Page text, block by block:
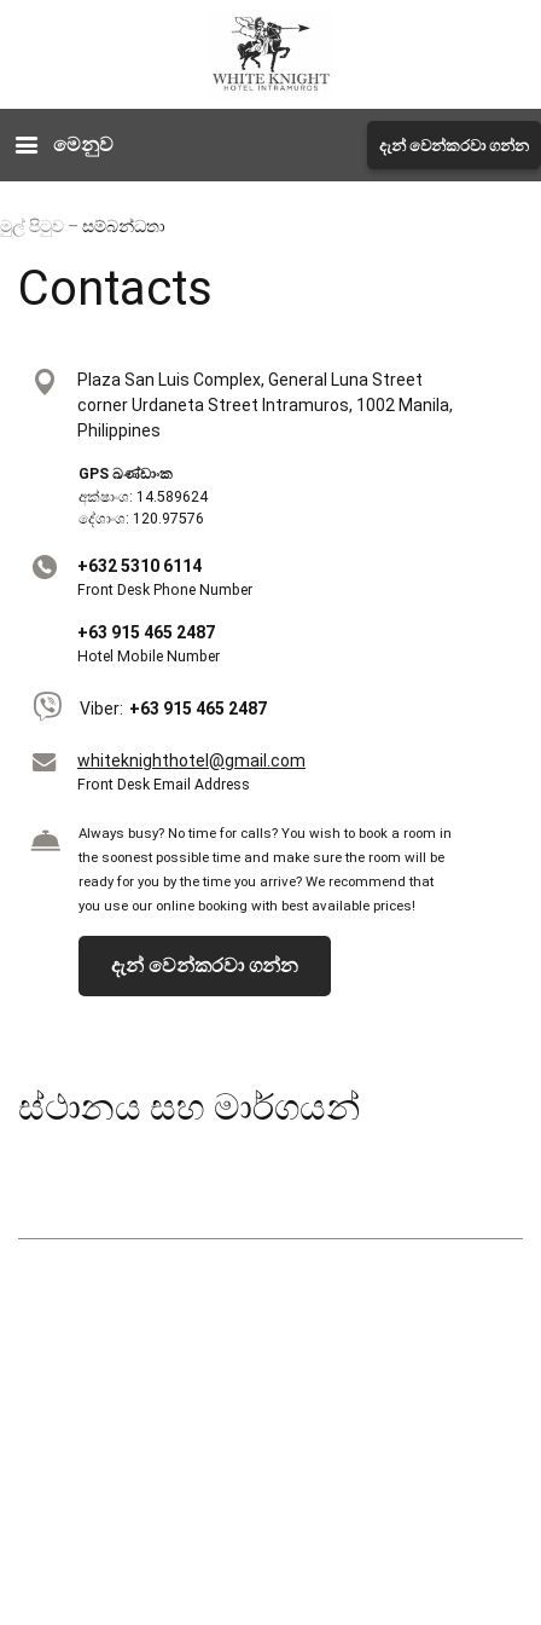
මෙනුව දැන් වෙන්කරවා ගන්න
මුල් පිටුව – සම්බන්ධතා
Contacts
Plaza San Luis Complex, General Luna Street
corner Urdaneta Street Intramuros, 1002 Manila,
Philippines
GPS ඛණ්ඩාංක
අක්ෂාංශ: 14.589624
දේශාංශ: 120.97576
+632 5310 6114
Front Desk Phone Number
+63 915 465 2487
Hotel Mobile Number
Viber: +63 915 465 2487
whiteknighthotel@gmail.com
Front Desk Email Address
Always busy? No time for calls? You wish to book a room in
the soonest possible time and make sure the room will be
ready for you by the time you arrive? We recommend that
you use our online booking with best available prices!
දැන් වෙන්කරවා ගන්න
ස්ථානය සහ මාර්ගයන්